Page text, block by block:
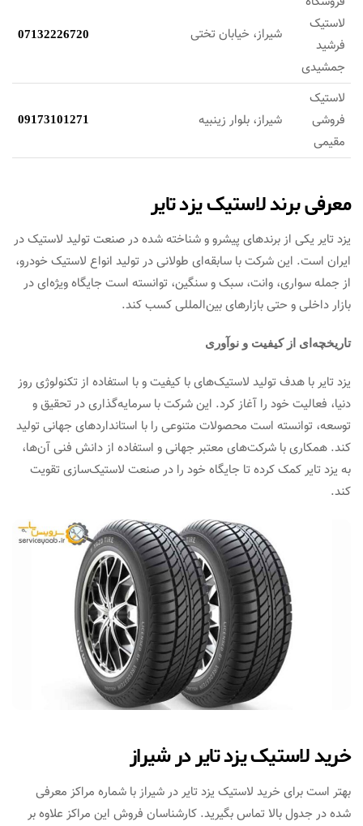
لاستیک
فرشید
جمشیدی
شیراز، خیابان تختی 07132226720
لاستیک
فروشی
مقیمی
شیراز، بلوار زینبیه 09173101271
معرفی برند لاستیک یزد تایر
یزد تایر یکی از برندهای پیشرو و شناخته شده در صنعت تولید لاستیک در
ایران است. این شرکت با سابقه‌ای طولانی در تولید انواع لاستیک خودرو،
از جمله سواری، وانت، سبک و سنگین، توانسته است جایگاه ویژه‌ای در
بازار داخلی و حتی بازارهای بین‌المللی کسب کند.
تاریخچه‌ای از کیفیت و نوآوری
یزد تایر با هدف تولید لاستیک‌های با کیفیت و با استفاده از تکنولوژی روز
دنیا، فعالیت خود را آغاز کرد. این شرکت با سرمایه‌گذاری در تحقیق و
توسعه، توانسته است محصولات متنوعی را با استانداردهای جهانی تولید
کند. همکاری با شرکت‌های معتبر جهانی و استفاده از دانش فنی آن‌ها،
به یزد تایر کمک کرده تا جایگاه خود را در صنعت لاستیک‌سازی تقویت
کند.
خرید لاستیک یزد تایر در شیراز
بهتر است برای خرید لاستیک یزد تایر در شیراز با شماره مراکز معرفی
شده در جدول بالا تماس بگیرید. کارشناسان فروش این مراکز علاوه بر